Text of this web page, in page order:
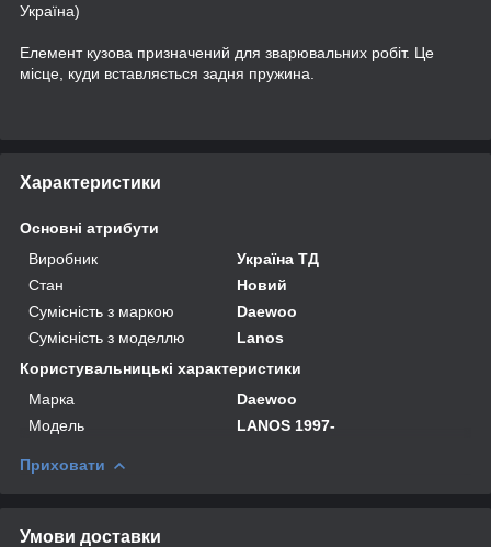
Україна)
Елемент кузова призначений для зварювальних робіт. Це
місце, куди вставляється задня пружина.
Характеристики
Основні атрибути
Виробник
Україна ТД
Стан
Новий
Сумісність з маркою
Daewoo
Сумісність з моделлю
Lanos
Користувальницькі характеристики
Марка
Daewoo
Мoдель
LANOS 1997-
Приховати
Умови доставки